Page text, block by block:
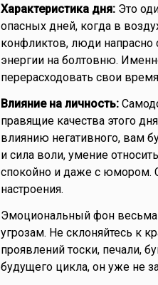
Характеристика дня:Это
опасных дней, когда в
конфликтов, люди напрасно
энергии на болтовню.
перерасходовать свои
Влияние на личность:
правящие качества этого
влиянию негативного, вам
и сила воли, умение
спокойно и даже с юмором.
настроения.
Эмоциональный фон весьма
угрозам. Не склоняйтесь к
проявлений тоски, печали,
будущего цикла, он уже не